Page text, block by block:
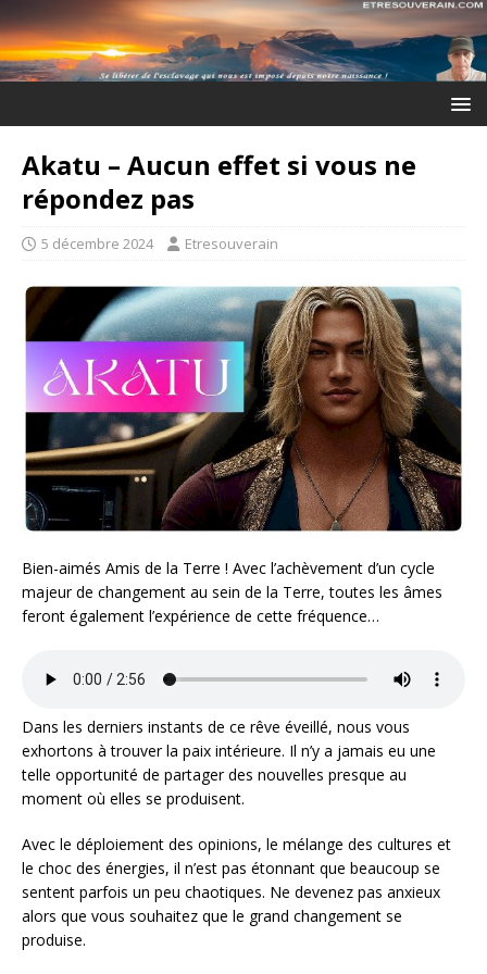
Akatu – Aucun effet si vous ne
répondez pas
5 décembre 2024 Etresouverain
Bien-aimés Amis de la Terre ! Avec l’achèvement d’un cycle
majeur de changement au sein de la Terre, toutes les âmes
feront également l’expérience de cette fréquence…
Dans les derniers instants de ce rêve éveillé, nous vous
exhortons à trouver la paix intérieure. Il n’y a jamais eu une
telle opportunité de partager des nouvelles presque au
moment où elles se produisent.
Avec le déploiement des opinions, le mélange des cultures et
le choc des énergies, il n’est pas étonnant que beaucoup se
sentent parfois un peu chaotiques. Ne devenez pas anxieux
alors que vous souhaitez que le grand changement se
produise.